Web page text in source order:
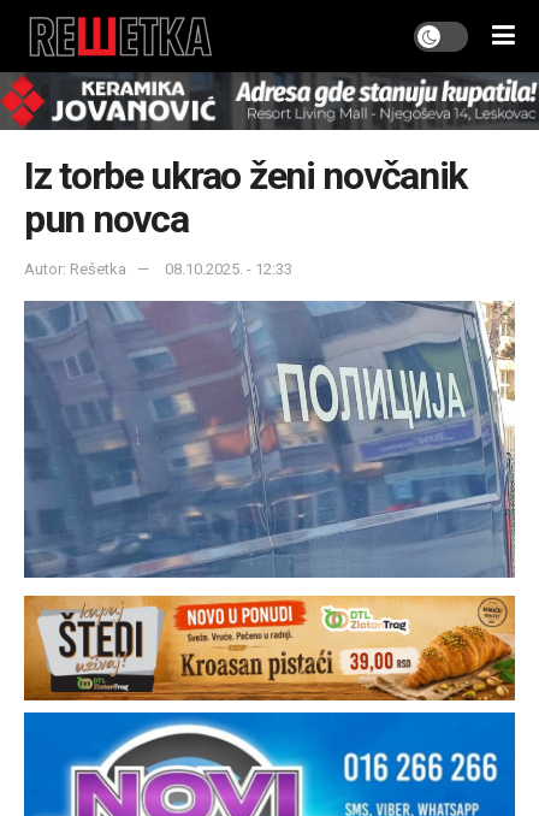
Iz torbe ukrao ženi novčanik
pun novca
Autor: Rešetka 08.10.2025. - 12:33